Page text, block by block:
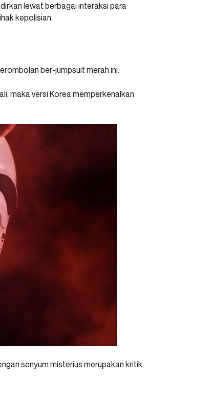
lewat berbagai interaksi para
kepolisian.
ber-jumpsuit merah ini.
maka versi Korea memperkenalkan
senyum misterius merupakan kritik